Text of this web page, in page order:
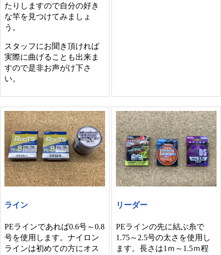
たりしますので自分の好き
な竿を見つけてみましょ
う。
スタッフにお聞き頂ければ
実際に曲げることも出来ま
すので是非お声がけ下さ
い。
ライン
PEラインであれば0.6号～0.8
号を使用します。ナイロン
ラインは初めての方にオス
リーダー
PEラインの先に結ぶ糸で
1.75～2.5号の太さを使用し
ます。長さは1ｍ～1.5ｍ程